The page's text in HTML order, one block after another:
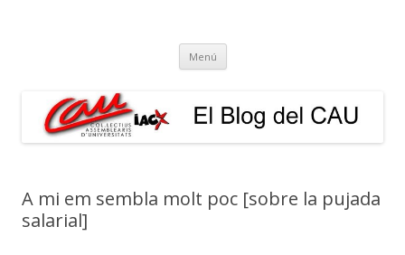
Menú Vés
contingut
A mi em sembla molt poc [sobre la pujada
salarial]